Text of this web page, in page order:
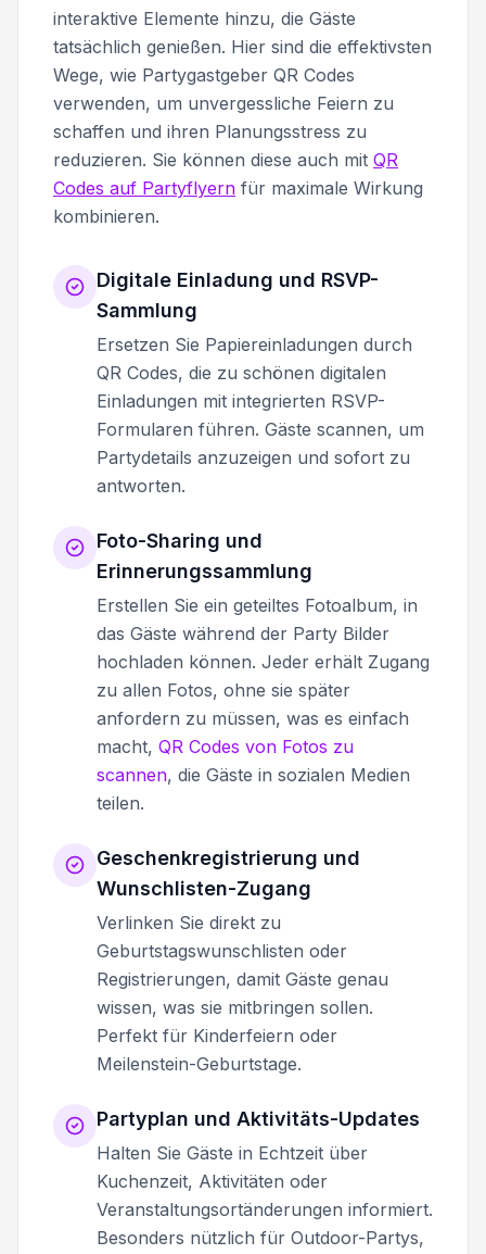
interaktive Elemente hinzu, die Gäste
tatsächlich genießen. Hier sind die effektivsten
Wege, wie Partygastgeber QR Codes
verwenden, um unvergessliche Feiern zu
schaffen und ihren Planungsstress zu
reduzieren. Sie können diese auch mit QR
Codes auf Partyflyern für maximale Wirkung
kombinieren.
Digitale Einladung und RSVP-
Sammlung
Ersetzen Sie Papiereinladungen durch
QR Codes, die zu schönen digitalen
Einladungen mit integrierten RSVP-
Formularen führen. Gäste scannen, um
Partydetails anzuzeigen und sofort zu
antworten.
Foto-Sharing und
Erinnerungssammlung
Erstellen Sie ein geteiltes Fotoalbum, in
das Gäste während der Party Bilder
hochladen können. Jeder erhält Zugang
zu allen Fotos, ohne sie später
anfordern zu müssen, was es einfach
macht, QR Codes von Fotos zu
scannen, die Gäste in sozialen Medien
teilen.
Geschenkregistrierung und
Wunschlisten-Zugang
Verlinken Sie direkt zu
Geburtstagswunschlisten oder
Registrierungen, damit Gäste genau
wissen, was sie mitbringen sollen.
Perfekt für Kinderfeiern oder
Meilenstein-Geburtstage.
Partyplan und Aktivitäts-Updates
Halten Sie Gäste in Echtzeit über
Kuchenzeit, Aktivitäten oder
Veranstaltungsortänderungen informiert.
Besonders nützlich für Outdoor-Partys,